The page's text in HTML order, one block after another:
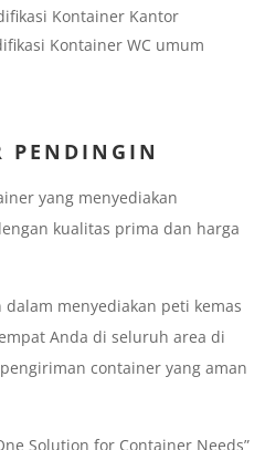
Kontainer Kantor
Kontainer WC umum
PENDINGIN
yang menyediakan
kualitas prima dan harga
menyediakan peti kemas
Anda di seluruh area di
container yang aman
Solution for Container Needs”